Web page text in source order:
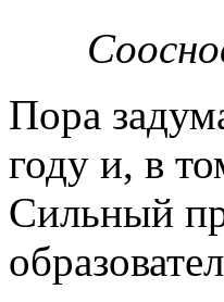
Пора
году и, в
Сильный